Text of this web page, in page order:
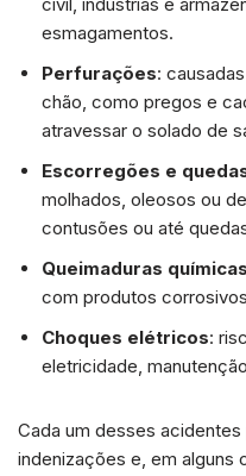
esmagamentos.
Perfurações:
chão, como pregos e
atravessar o solado de
Escorregões e
molhados, oleosos ou
contusões ou até
Queimaduras
com produtos
Choques elétricos:
eletricidade,
Cada um desses
indenizações e, em alguns